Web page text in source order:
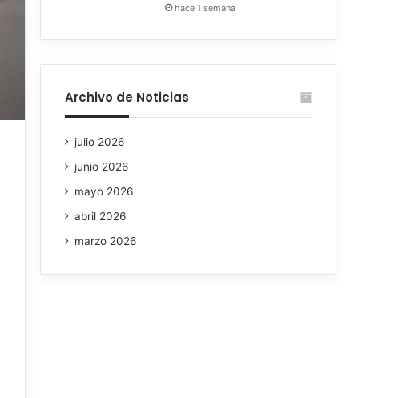
hace 1 semana
Archivo de Noticias
julio 2026
junio 2026
mayo 2026
abril 2026
marzo 2026